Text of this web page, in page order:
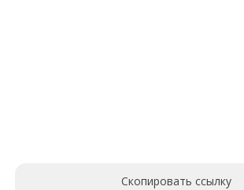
Скопировать ссылку